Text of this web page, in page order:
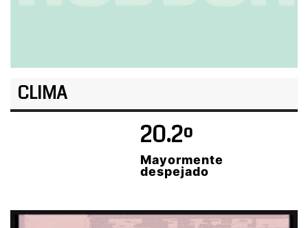
CLIMA
20.2º
Mayormente
despejado